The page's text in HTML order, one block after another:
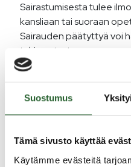
Suostumus
Tämä sivusto käyttää
Käytämme evästeitä
Sairastumisesta tulee
kansliaan tai suoraan
Sairauden päätyttyä voi
tukiopetusta.
Muut poissaolot
varten anotaan lupa
Aineen opettaja